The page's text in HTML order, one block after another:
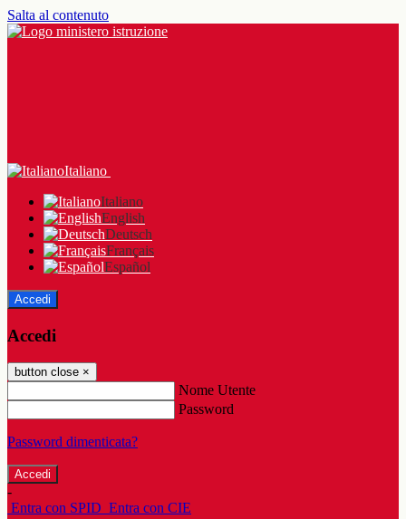
Salta al contenuto
Italiano
Italiano
English
Deutsch
Français
Español
Accedi
Accedi
button close ×
Nome Utente
Password
Password dimenticata?
-
Entra con SPID Entra con CIE